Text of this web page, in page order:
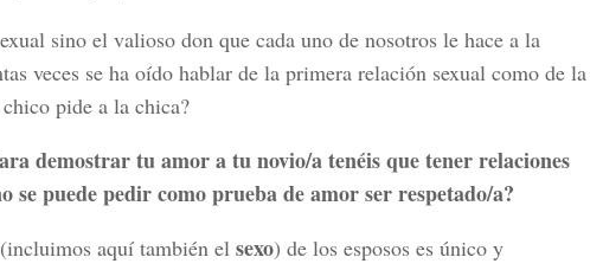
sino el valioso don que cada uno de nosotros le hace a la
veces se ha oído hablar de la primera relación sexual como de la
pide a la chica?
demostrar tu amor a tu novio/a tenéis que tener relaciones
se puede pedir como prueba de amor ser respetado/a?
(incluimos aquí también el sexo) de los esposos es único y